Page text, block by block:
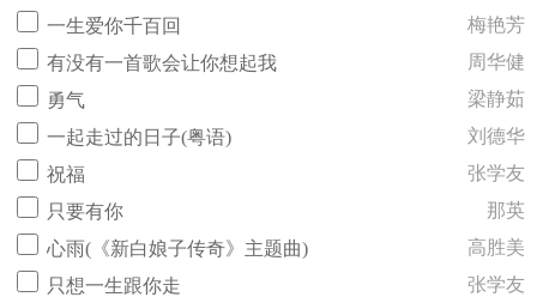
一生爱你千百回
梅艳芳
有没有一首歌会让你想起我
周华健
勇气
梁静茹
一起走过的日子(粤语)
刘德华
祝福
张学友
只要有你
那英
心雨(《新白娘子传奇》主题曲)
高胜美
只想一生跟你走
张学友